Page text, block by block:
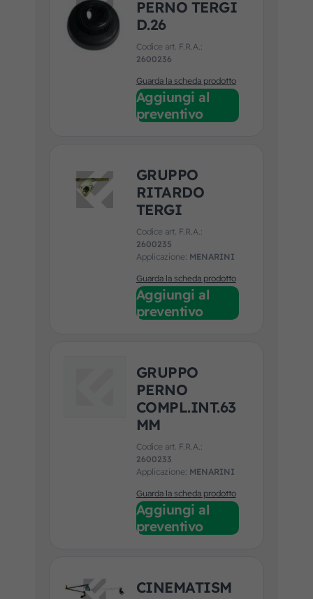
PERNO TERGI
D.26
Codice art. F.R.A.:
2600236
Guarda la scheda prodotto
Aggiungi al
preventivo
GRUPPO
RITARDO
TERGI
Codice art. F.R.A.:
2600235
Applicazione: MENARINI
Guarda la scheda prodotto
Aggiungi al
preventivo
GRUPPO
PERNO
COMPL.INT.63
MM
Codice art. F.R.A.:
2600233
Applicazione: MENARINI
Guarda la scheda prodotto
Aggiungi al
preventivo
CINEMATISM